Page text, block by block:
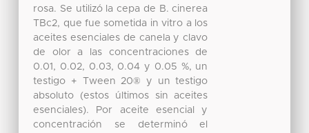
rosa. Se utilizó la cepa de B. cinerea
TBc2, que fue sometida in vitro a los
aceites esenciales de canela y clavo
de olor a las concentraciones de
0.01, 0.02, 0.03, 0.04 y 0.05 %, un
testigo + Tween 20® y un testigo
absoluto (estos últimos sin aceites
esenciales). Por aceite esencial y
concentración se determinó el